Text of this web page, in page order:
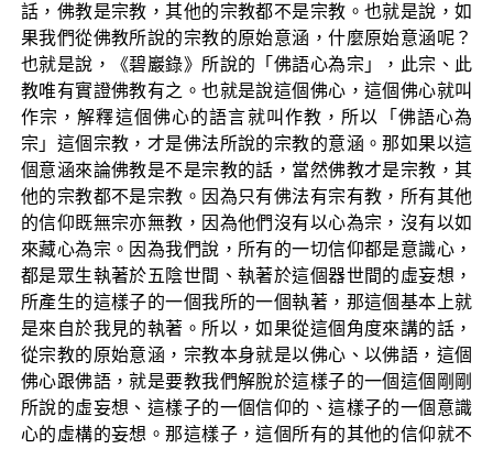
話，佛教是宗教，其他的宗教都不是宗教。也就是說，如
果我們從佛教所說的宗教的原始意涵，什麼原始意涵呢？
也就是說，《碧巖錄》所說的「佛語心為宗」，此宗、此
教唯有實證佛教有之。也就是說這個佛心，這個佛心就叫
作宗，解釋這個佛心的語言就叫作教，所以「佛語心為
宗」這個宗教，才是佛法所說的宗教的意涵。那如果以這
個意涵來論佛教是不是宗教的話，當然佛教才是宗教，其
他的宗教都不是宗教。因為只有佛法有宗有教，所有其他
的信仰既無宗亦無教，因為他們沒有以心為宗，沒有以如
來藏心為宗。因為我們說，所有的一切信仰都是意識心，
都是眾生執著於五陰世間、執著於這個器世間的虛妄想，
所產生的這樣子的一個我所的一個執著，那這個基本上就
是來自於我見的執著。所以，如果從這個角度來講的話，
從宗教的原始意涵，宗教本身就是以佛心、以佛語，這個
佛心跟佛語，就是要教我們解脫於這樣子的一個這個剛剛
所說的虛妄想、這樣子的一個信仰的、這樣子的一個意識
心的虛構的妄想。那這樣子，這個所有的其他的信仰就不